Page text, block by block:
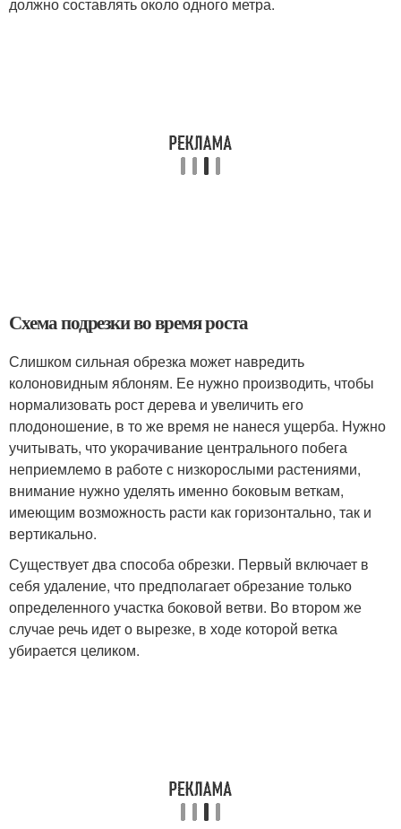
Схема подрезки во время роста
Слишком сильная обрезка может навредить
колоновидным яблоням. Ее нужно производить, чтобы
нормализовать рост дерева и увеличить его
плодоношение, в то же время не нанеся ущерба. Нужно
учитывать, что укорачивание центрального побега
неприемлемо в работе с низкорослыми растениями,
внимание нужно уделять именно боковым веткам,
имеющим возможность расти как горизонтально, так и
вертикально.
Существует два способа обрезки. Первый включает в
себя удаление, что предполагает обрезание только
определенного участка боковой ветви. Во втором же
случае речь идет о вырезке, в ходе которой ветка
убирается целиком.